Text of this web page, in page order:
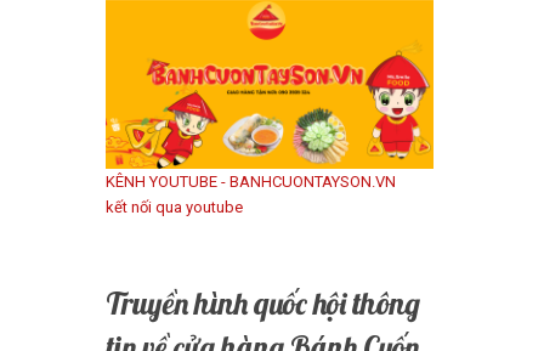
KÊNH YOUTUBE - BANHCUONTAYSON.VN
kết nối qua youtube
Truyền hình quốc hội thông